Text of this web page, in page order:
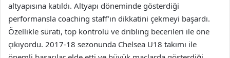
altyapısına katıldı. Altyapı döneminde gösterdiği
performansla coaching staff’ın dikkatini çekmeyi başardı.
Özellikle sürati, top kontrolü ve dribling becerileri ile öne
çıkıyordu. 2017-18 sezonunda Chelsea U18 takımı ile